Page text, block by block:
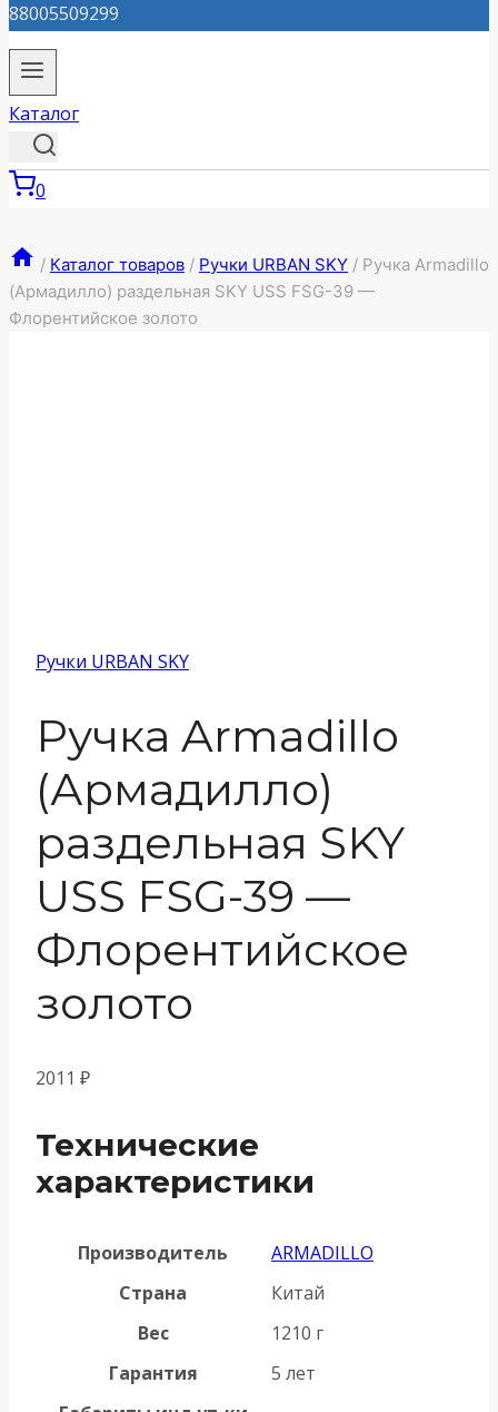
88005509299
Каталог
0
/ Каталог товаров / Ручки URBAN SKY / Ручка Armadillo
(Армадилло) раздельная SKY USS FSG-39 —
Флорентийское золото
Ручки URBAN SKY
Ручка Armadillo
(Армадилло)
раздельная SKY
USS FSG-39 —
Флорентийское
золото
2011 ₽
Технические
характеристики
Производитель
ARMADILLO
Страна
Китай
Вес
1210 г
Гарантия
5 лет